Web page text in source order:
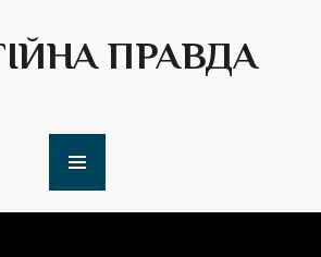
ПРАВДА